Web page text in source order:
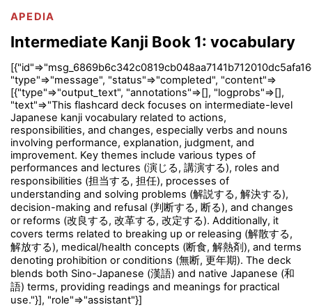
APEDIA
Intermediate Kanji Book 1: vocabulary
"type"=>"message", "status"=>"completed", "content"=>
[{"type"=>"output_text", "annotations"=>[], "logprobs"=>[],
"text"=>"This flashcard deck focuses on intermediate-level
Japanese kanji vocabulary related to actions,
responsibilities, and changes, especially verbs and nouns
involving performance, explanation, judgment, and
improvement. Key themes include various types of
performances and lectures (演じる, 講演する), roles and
responsibilities (担当する, 担任), processes of
understanding and solving problems (解説する, 解決する),
decision-making and refusal (判断する, 断る), and changes
or reforms (改良する, 改革する, 改定する). Additionally, it
covers terms related to breaking up or releasing (解散する,
解放する), medical/health concepts (断食, 解熱剤), and terms
denoting prohibition or conditions (無断, 更年期). The deck
blends both Sino-Japanese (漢語) and native Japanese (和
語) terms, providing readings and meanings for practical
use."}], "role"=>"assistant"}]